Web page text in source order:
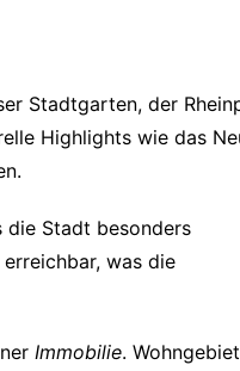
Stadtgarten, der
Highlights wie das
die Stadt besonders
was die
Immobilie.